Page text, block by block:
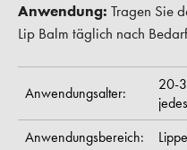
Anwendung: Tragen Sie
Lip Balm täglich nach
Anwendungsalter: 20-
Anwendungsbereich: